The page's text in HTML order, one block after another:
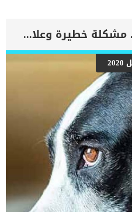
عرضة للإصابة باضطرابات الوسواس
مرتبط بالشيخوخة ولكنه
يمكن ان يبدأ ظهوره مبكرًا ، حوالي 12 إلى 24 شهرًا من العمر ، حيث ينضج
مع أنين الجراء فى القفص ؟
القهرى عند الكلاب تشويه
اللعق المفرط او الاستمالة
الذيل وعضهالجرى خلف
ما هى الاسباب الكامنة خلف
عند الكلاب […]
علاج القئ عند الكلاب .. مشكلة خطيرة وعلاج بسيط